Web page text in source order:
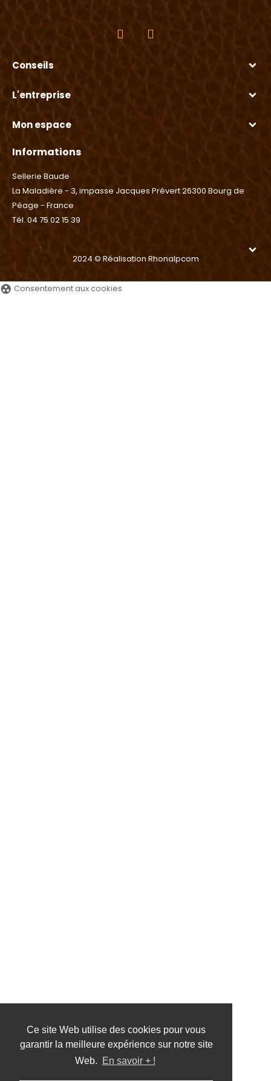
Ce site Web utilise des cookies pour vous
garantir la meilleure expérience sur notre site
Web.
En savoir + !
Conseils
L'entreprise
Mon espace
Informations
Sellerie Baude
La Maladière - 3, impasse Jacques Prévert 26300 Bourg de
Péage - France
Tél. 04 75 02 15 39
2024 © Réalisation Rhonalpcom
group_work Consentement aux cookies